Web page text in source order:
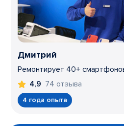
Дмитрий
Ремонтирует 40+
4,9 74 отзыва
4 года опыта